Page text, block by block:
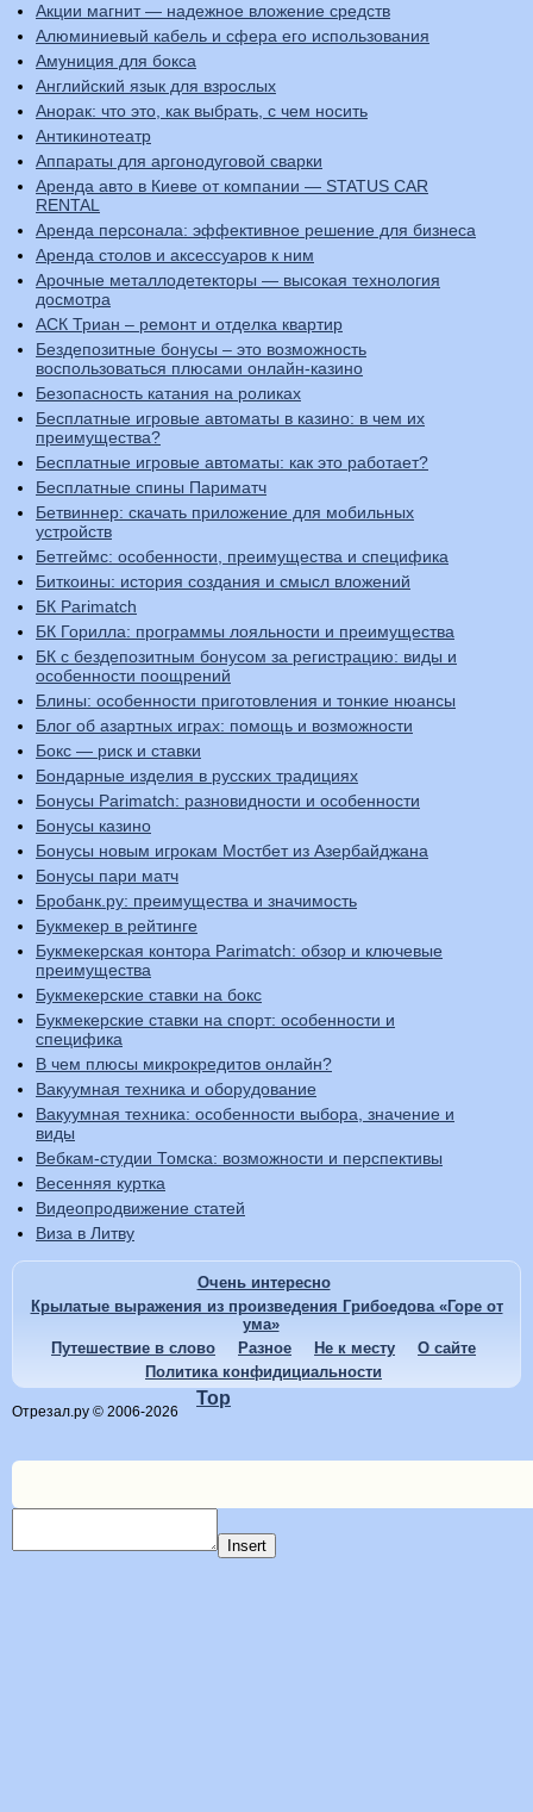
Акции магнит — надежное вложение средств
Алюминиевый кабель и сфера его использования
Амуниция для бокса
Английский язык для взрослых
Анорак: что это, как выбрать, с чем носить
Антикинотеатр
Аппараты для аргонодуговой сварки
Аренда авто в Киеве от компании — STATUS CAR
RENTAL
Аренда персонала: эффективное решение для бизнеса
Аренда столов и аксессуаров к ним
Арочные металлодетекторы — высокая технология
досмотра
АСК Триан – ремонт и отделка квартир
Бездепозитные бонусы – это возможность
воспользоваться плюсами онлайн-казино
Безопасность катания на роликах
Бесплатные игровые автоматы в казино: в чем их
преимущества?
Бесплатные игровые автоматы: как это работает?
Бесплатные спины Париматч
Бетвиннер: скачать приложение для мобильных
устройств
Бетгеймс: особенности, преимущества и специфика
Биткоины: история создания и смысл вложений
БК Parimatch
БК Горилла: программы лояльности и преимущества
БК с бездепозитным бонусом за регистрацию: виды и
особенности поощрений
Блины: особенности приготовления и тонкие нюансы
Блог об азартных играх: помощь и возможности
Бокс — риск и ставки
Бондарные изделия в русских традициях
Бонусы Parimatch: разновидности и особенности
Бонусы казино
Бонусы новым игрокам Мостбет из Азербайджана
Бонусы пари матч
Бробанк.ру: преимущества и значимость
Букмекер в рейтинге
Букмекерская контора Parimatch: обзор и ключевые
преимущества
Букмекерские ставки на бокс
Букмекерские ставки на спорт: особенности и
специфика
В чем плюсы микрокредитов онлайн?
Вакуумная техника и оборудование
Вакуумная техника: особенности выбора, значение и
виды
Вебкам-студии Томска: возможности и перспективы
Весенняя куртка
Видеопродвижение статей
Виза в Литву
Очень интересно
Крылатые выражения из произведения Грибоедова «Горе от
ума»
Путешествие в слово
Разное Не к месту
О сайте
Политика конфидициальности
Отрезал.ру © 2006-2026
Top
Insert